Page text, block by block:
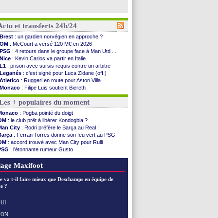
et transferts 24h/24
Brest : un gardien norvégien en approche ?
OM : McCourt a versé 120 M€ en 2026
PSG : 4 retours dans le groupe face à Man Utd ...
Nice : Kevin Carlos va partir en Italie
L1 : prison avec sursis requis contre un arbitre
Leganés : c'est signé pour Luca Zidane (off.)
Atletico : Ruggeri en route pour Aston Villa
Monaco : Filipe Luis soutient Biereth
Lyon: Mangala prêté à Getafe (officiel)
PSG : Nsoki va signer en Croatie
Arsenal: Naples vise Gabriel Jesus
Real: Mastantuono prêté à la Fiorentina (off.)
Man City: accord avec le Barça pour Rodri ?
Rennes : Haise a prolongé (officiel)
Palace : Tomiyasu a convaincu (officiel)
OM : B. Genesio - "ce n'est pas idéal"
TFC : Sion Oppong signe pour 4 ans (officiel)
Norvège: la démission d'Infantino réclamée
Monaco: Filipe Luis veut remplacer Akliouche
Grenade
OM
+ populaires du moment
: Pogba pointé du doigt
: le club prêt à libérer Kondogbia ?
City : Rodri préfère le Barça au Real !
: Ferran Torres donne son feu vert au PSG
: accord trouvé avec Man City pour Rulli
: l'étonnante rumeur Gusto
: Owori battu à mort à Kampala
Maxifoot
va t-il faire mieux que Deschamps en équipe de
?